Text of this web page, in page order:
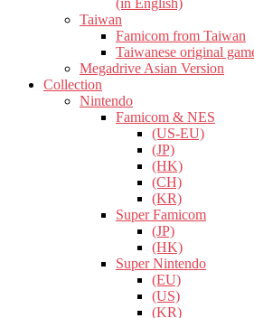
(in English)
Taiwan
Famicom from Taiwan
Taiwanese original
Megadrive Asian Version
Collection
Nintendo
Famicom & NES
(US-EU)
(JP)
(HK)
(CH)
(KR)
Super Famicom
(JP)
(HK)
Super Nintendo
(EU)
(US)
(KR)